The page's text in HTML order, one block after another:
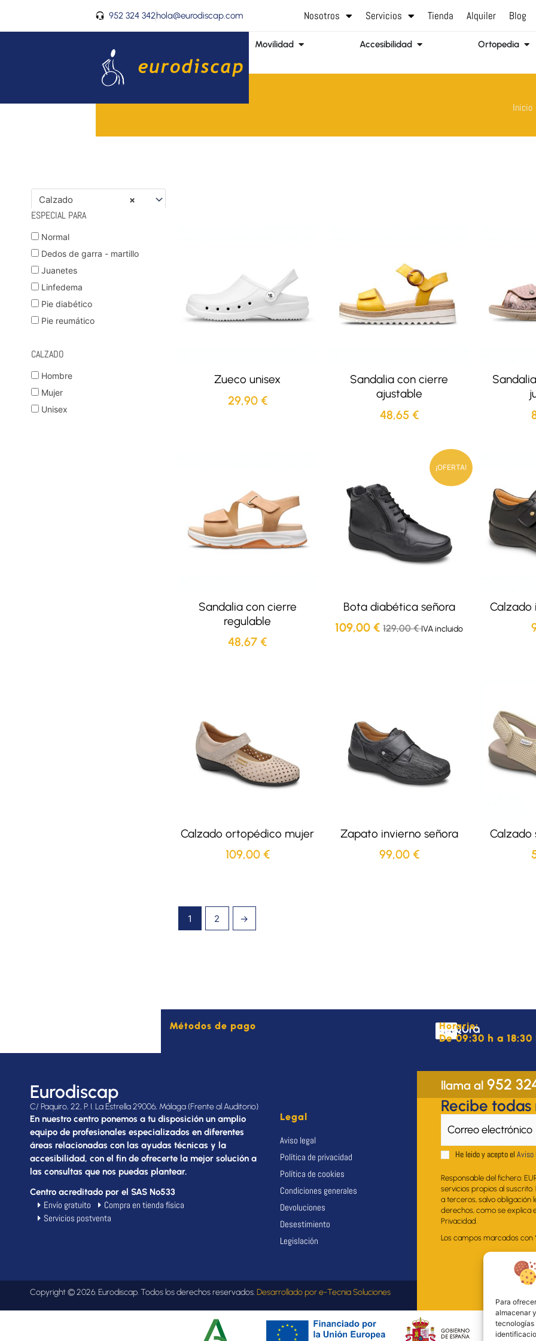
Para
almacenar
tecnologías
contenido
952 324 342hola@eurodiscap.com Nosotros Servicios Tienda Alquiler Blog
Movilidad Abrir Movilidad Accesibilidad Abrir AccesibilidadOrtopedia
Inicio
×
Calzado
ESPECIAL PARA
Normal
Dedos de garra - martillo
Juanetes
Linfedema
Pie diabético
Pie reumático
CALZADO
Hombre
Mujer
Unisex
Zueco unisex
29,90 €
Sandalia con cierre
ajustable
48,65 €
Sandalia con cierre
regulable
48,67€
¡OFERTA!
Bota diabética señora
109,00€ 129,00€ IVA incluido
Calzado
Calzado ortopédico mujer
109,00 €
Zapato invierno señora
99,00 €
Calzado
1 2 →
Métodos de pago Horario:
De 09:30 h a 18:30
Eurodiscap
C/ Paquiro, 22, P. I. La Estrella 29006, Málaga (Frente al Auditorio)
En nuestro centro ponemos a tu disposición un amplio
equipo de profesionales especializados en diferentes
áreas relacionadas con las ayudas técnicas y la
accesibilidad, con el fin de ofrecerte la mejor solución a
las consultas que nos puedas plantear.
Centro acreditado por el SAS Nº533
Envío gratuito
Compra en tienda física
Servicios postventa
Legal
Aviso legal
Política de privacidad
Política de cookies
Condiciones generales
Devoluciones
Desestimiento
Legislación
llama al952
Recibe
He leido y acepto el Aviso
Responsable del fichero:
servicios propios al
a terceros, salvo obligación
derechos, como se explica
Privacidad.
Los campos marcados con
Copyright © 2026. Eurodiscap. Todos los derechos reservados.Desarrollado pore-Tecnia Soluciones